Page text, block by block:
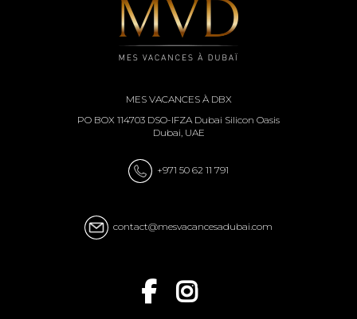
MES VACANCES À DBX
PO BOX 114703 DSO-IFZA Dubai Silicon Oasis
Dubai, UAE
+971 50 62 11 791
contact@mesvacancesadubai.com